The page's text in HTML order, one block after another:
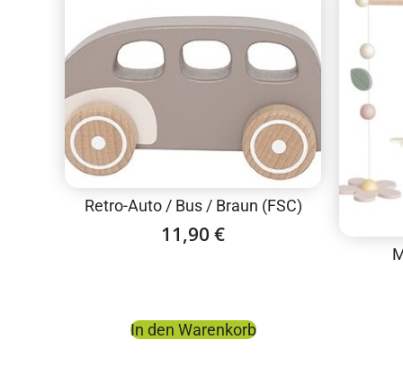
Retro-Auto / Bus / Braun (FSC)
11,90 €
In den Warenkorb